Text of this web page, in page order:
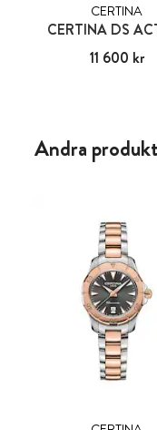
CERTINA
CERTINA DS
Pris:11 600 kr
11 600 kr
Andra